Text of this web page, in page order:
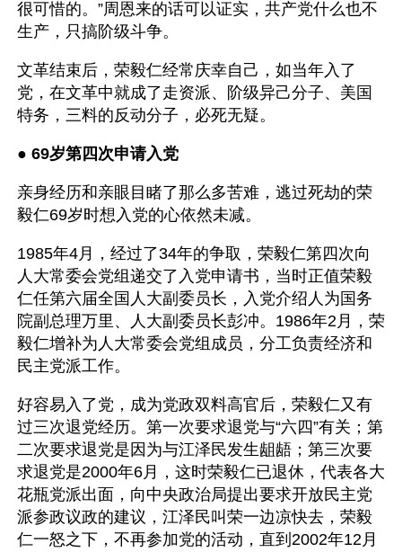
很可惜的。”周恩来的话可以证实，共产党什么也不
生产，只搞阶级斗争。
文革结束后，荣毅仁经常庆幸自己，如当年入了
党，在文革中就成了走资派、阶级异己分子、美国
特务，三料的反动分子，必死无疑。
● 69岁第四次申请入党
亲身经历和亲眼目睹了那么多苦难，逃过死劫的荣
毅仁69岁时想入党的心依然未减。
1985年4月，经过了34年的争取，荣毅仁第四次向
人大常委会党组递交了入党申请书，当时正值荣毅
仁任第六届全国人大副委员长，入党介绍人为国务
院副总理万里、人大副委员长彭冲。1986年2月，荣
毅仁增补为人大常委会党组成员，分工负责经济和
民主党派工作。
好容易入了党，成为党政双料高官后，荣毅仁又有
过三次退党经历。第一次要求退党与“六四”有关；第
二次要求退党是因为与江泽民发生龃龉；第三次要
求退党是2000年6月，这时荣毅仁已退休，代表各大
花瓶党派出面，向中央政治局提出要求开放民主党
派参政议政的建议，江泽民叫荣一边凉快去，荣毅
仁一怒之下，不再参加党的活动，直到2002年12月